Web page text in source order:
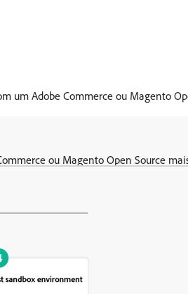
um Adobe Commerce ou Magento
ou Magento Open Source